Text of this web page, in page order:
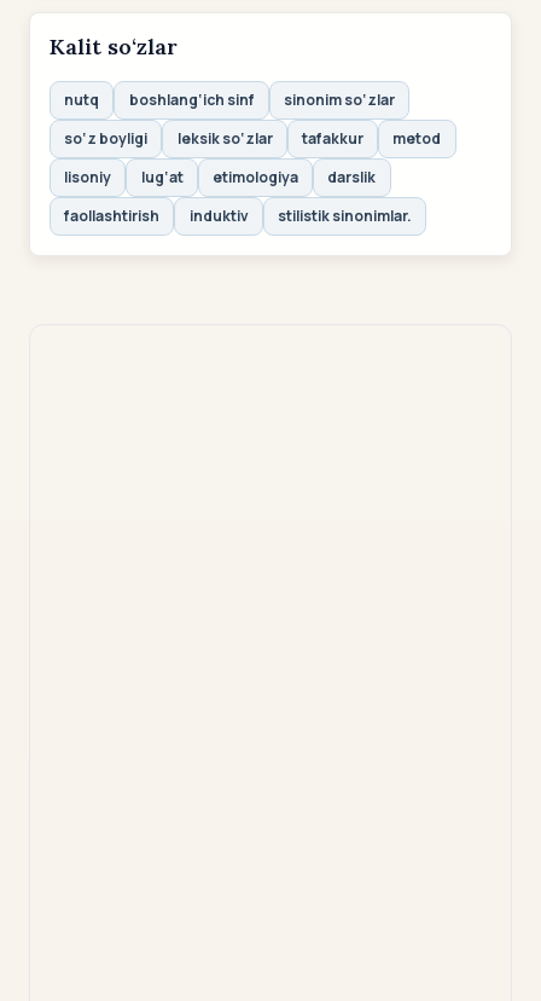
Kalit so‘zlar
nutq boshlang‘ich sinf
sinonim so‘zlar
so‘z boyligi
leksik so‘zlar tafakkur
metod
lisoniy
lug‘at etimologiya
darslik
faollashtirish
induktiv stilistik sinonimlar.